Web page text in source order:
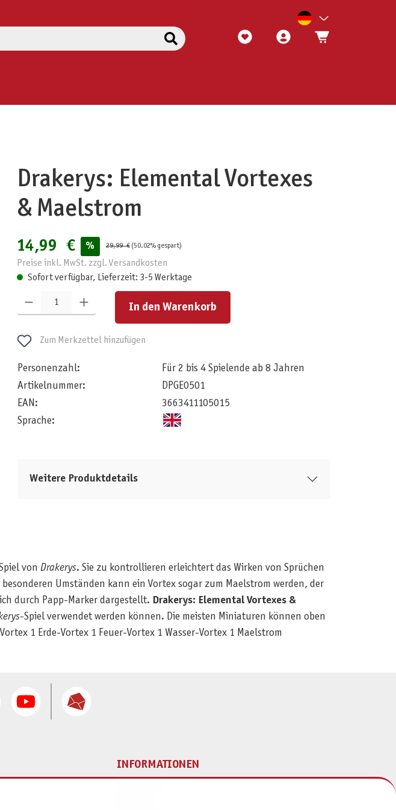
Drakerys: Elemental Vortexes
& Maelstrom
14,99 € % 29,99 € (50.02% gespart)
Preise inkl. MwSt. zzgl. Versandkosten
Sofort verfügbar, Lieferzeit: 3-5 Werktage
Produkt Anzahl: Gib den gewünschten Wert ein oder benutze die Schaltflächen um die Anzahl zu erhöhen oder zu reduzieren.
In den Warenkorb
Zum Merkzettel hinzufügen
Personenzahl:
Für 2 bis 4 Spielende ab 8 Jahren
Artikelnummer:
DPGE0501
EAN:
3663411105015
Sprache:
Weitere Produktdetails
von Drakerys. Sie zu kontrollieren erleichtert das Wirken von Sprüchen
Umständen kann ein Vortex sogar zum Maelstrom werden, der
durch Papp-Marker dargestellt. Drakerys: Elemental Vortexes &
-Spiel verwendet werden können. Die meisten Miniaturen können oben
1 Erde-Vortex 1 Feuer-Vortex 1 Wasser-Vortex 1 Maelstrom
INFORMATIONEN